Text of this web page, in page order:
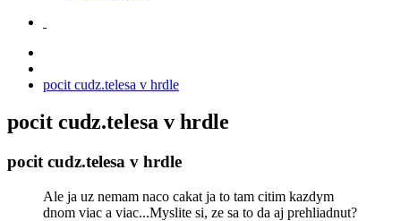
pocit cudz.telesa v hrdle
pocit cudz.telesa v hrdle
pocit cudz.telesa v hrdle
Ale ja uz nemam naco cakat ja to tam citim kazdym
dnom viac a viac...Myslite si, ze sa to da aj prehliadnut?